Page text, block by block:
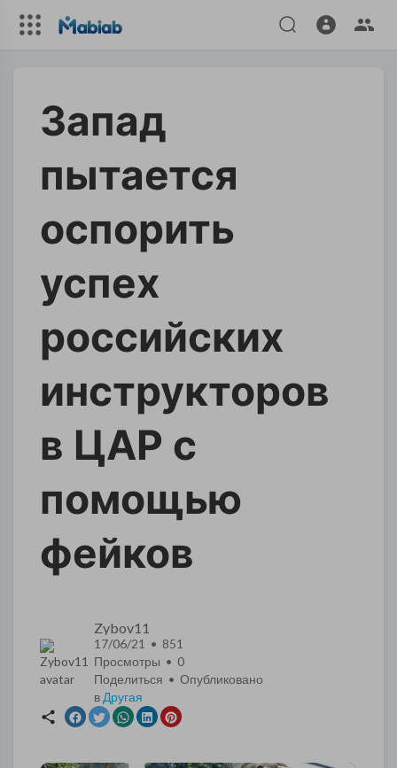
Запад
пытается
оспорить
успех
российских
инструкторов
в ЦАР с
помощью
фейков
Zybov11
17/06/21 • 851
Просмотры • 0
Поделиться • Опубликовано
в Другая